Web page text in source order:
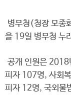
병무청(청장 모종
을 19일 병무청 누
공개 인원은 2018
피자 107명, 사회
피자 12명, 국외불